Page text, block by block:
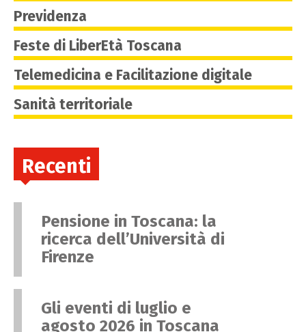
Previdenza
Feste di LiberEtà Toscana
Telemedicina e Facilitazione digitale
Sanità territoriale
Recenti
Pensione in Toscana: la
ricerca dell’Università di
Firenze
Gli eventi di luglio e
agosto 2026 in Toscana